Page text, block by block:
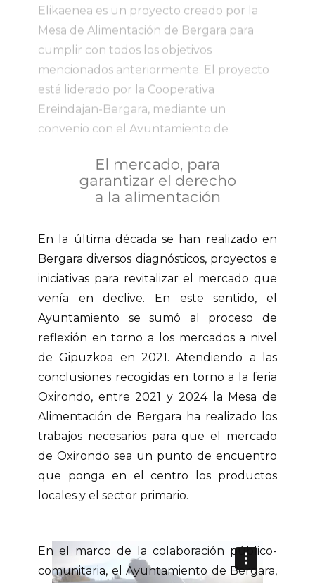
Ereindajan-Bergara, mediante un
convenio con el Ayuntamiento de
Bergara. Por lo tanto, Ereindajan es la
tienda de Elikaenea que se encarga de la
cocina, otros servicios y las labores de
dinamización del mercado de Oxirondo.
El mercado, para
garantizar el derecho
a la alimentación
En la última década se han realizado en
Bergara diversos diagnósticos, proyectos e
iniciativas para revitalizar el mercado que
venía en declive. En este sentido, el
Ayuntamiento se sumó al proceso de
reflexión en torno a los mercados a nivel
de Gipuzkoa en 2021. Atendiendo a las
conclusiones recogidas en torno a la feria
Oxirondo, entre 2021 y 2024 la Mesa de
Alimentación de Bergara ha realizado los
trabajos necesarios para que el mercado
de Oxirondo sea un punto de encuentro
que ponga en el centro los productos
locales y el sector primario.
En el marco de la colaboración público-
comunitaria, el Ayuntamiento de Bergara,